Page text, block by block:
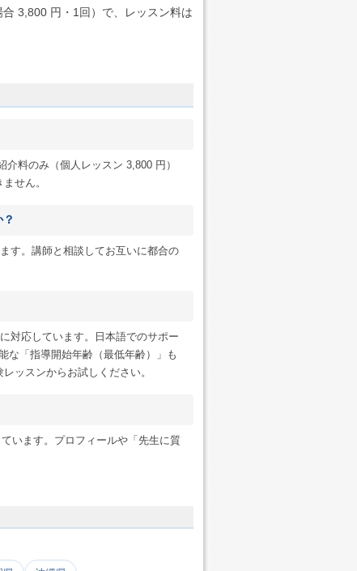
3,800 円・1回）で、レッスン料は
料のみ（個人レッスン 3,800 円）
せん。
す。講師と相談してお互いに都合の
対応しています。日本語でのサポー
な「指導開始年齢（最低年齢）」も
ッスンからお試しください。
います。プロフィールや「先生に質